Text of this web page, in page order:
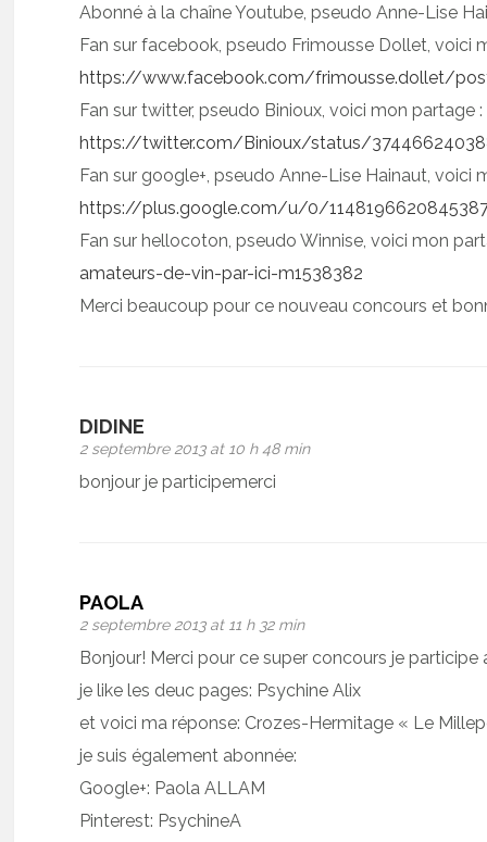
Abonné à la chaîne Youtube, pseudo Anne-Lise
Fan sur facebook, pseudo Frimousse Dollet, voici
https://www.facebook.com/frimousse.dollet/
Fan sur twitter, pseudo Binioux, voici mon partage :
https://twitter.com/Binioux/status/
Fan sur google+, pseudo Anne-Lise Hainaut, voici
https://plus.google.com/u/0/
Fan sur hellocoton, pseudo Winnise, voici mon
amateurs-de-vin-par-ici-m1538382
Merci beaucoup pour ce nouveau concours et
DIDINE
2 septembre 2013 at 10 h 48 min
bonjour je participemerci
PAOLA
2 septembre 2013 at 11 h 32 min
Bonjour! Merci pour ce super concours je participe
je like les deuc pages: Psychine Alix
et voici ma réponse: Crozes-Hermitage « Le
je suis également abonnée:
Google+: Paola ALLAM
Pinterest: PsychineA